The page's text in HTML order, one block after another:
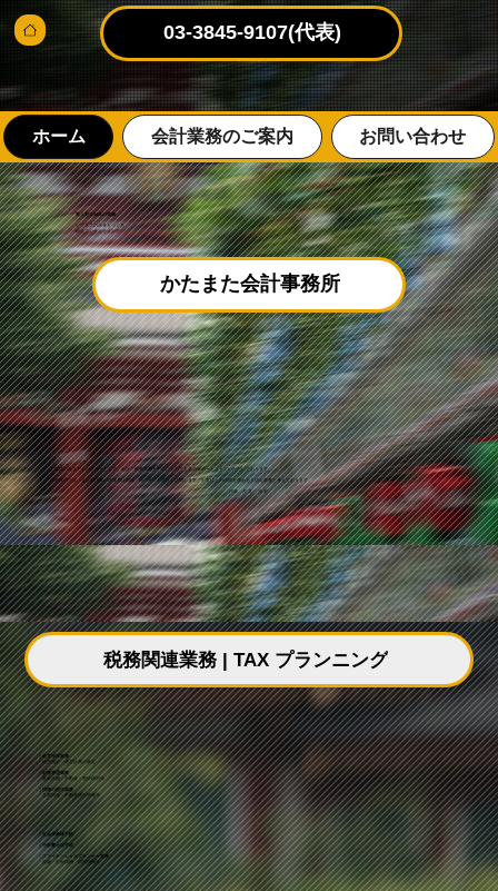
お客様の良きアドバイザーとして、会計・税務業務を中心に全力で企業のサポートさせていただいております。
当事務所では、会計専門家が決算月は勿論、他の月にも貴社を訪問します。お客様との信頼を強める大切な業務と考えております。
代表 片 又 光 宏
東上野で34年の実績
ビジネスの未来をつくる
総合コンサルティング
かたまた会計事務所
ホーム 会計業務のご案内 お問い合わせ
税務関連業務 | TAX プランニング
｜経営指導業務
経営相談・経営計画の策定
｜財務管理業務
事業承継・不動産・相続税対策
｜情報の提供業務
企業情報・不動産物件情報等
｜社会保険諸手続
｜行政書士諸手続
｜ファイナンシャルプランナー業務
金融・生命保険・損害保険等
03-3845-9107(代表)